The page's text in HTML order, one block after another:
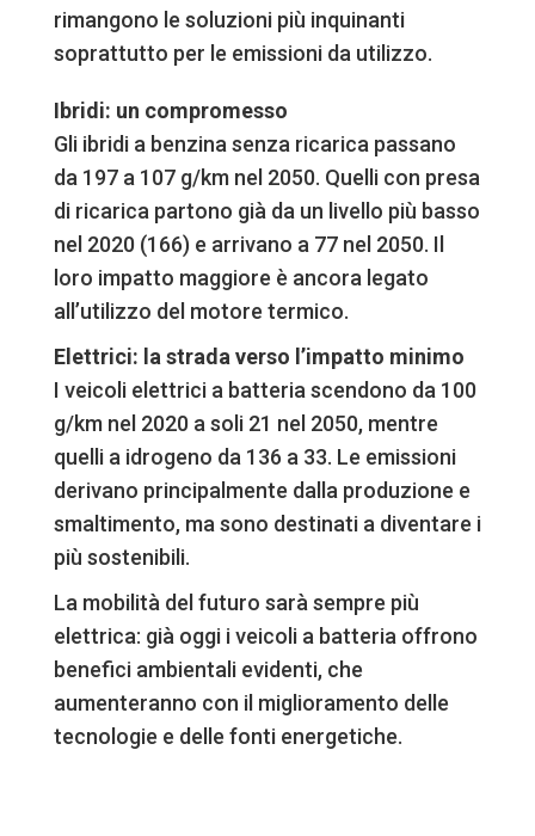
rimangono le soluzioni più inquinanti
soprattutto per le emissioni da utilizzo.
Ibridi: un compromesso
Gli ibridi a benzina senza ricarica passano
da 197 a 107 g/km nel 2050. Quelli con presa
di ricarica partono già da un livello più basso
nel 2020 (166) e arrivano a 77 nel 2050. Il
loro impatto maggiore è ancora legato
all’utilizzo del motore termico.
Elettrici: la strada verso l’impatto minimo
I veicoli elettrici a batteria scendono da 100
g/km nel 2020 a soli 21 nel 2050, mentre
quelli a idrogeno da 136 a 33. Le emissioni
derivano principalmente dalla produzione e
smaltimento, ma sono destinati a diventare i
più sostenibili.
La mobilità del futuro sarà sempre più
elettrica: già oggi i veicoli a batteria offrono
benefici ambientali evidenti, che
aumenteranno con il miglioramento delle
tecnologie e delle fonti energetiche.